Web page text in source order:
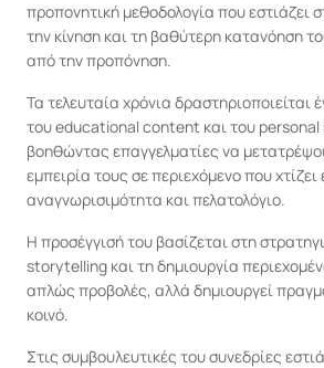
προπονητική μεθοδολογία που εστιάζει
την κίνηση και τη βαθύτερη κατανόηση
από την προπόνηση.
Τα τελευταία χρόνια δραστηριοποιείται
του educational content και του personal
βοηθώντας επαγγελματίες να
εμπειρία τους σε περιεχόμενο που
αναγνωρισιμότητα και πελατολόγιο.
Η προσέγγισή του βασίζεται στη
storytelling και τη δημιουργία
απλώς προβολές, αλλά δημιουργεί
κοινό.
Στις συμβουλευτικές του συνεδρίες